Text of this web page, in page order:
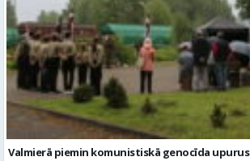
Valmierā piemin komunistiskā genocīda upurus